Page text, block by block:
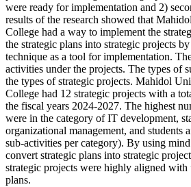
were ready for implementation and 2)
results of the research showed that
College had a way to implement the
the strategic plans into strategic projects
technique as a tool for implementation.
activities under the projects. The types of
the types of strategic projects. Mahidol
College had 12 strategic projects with a
the fiscal years 2024-2027. The highest
were in the category of IT development,
organizational management, and students
sub-activities per category). By using
convert strategic plans into strategic
strategic projects were highly aligned with
plans.